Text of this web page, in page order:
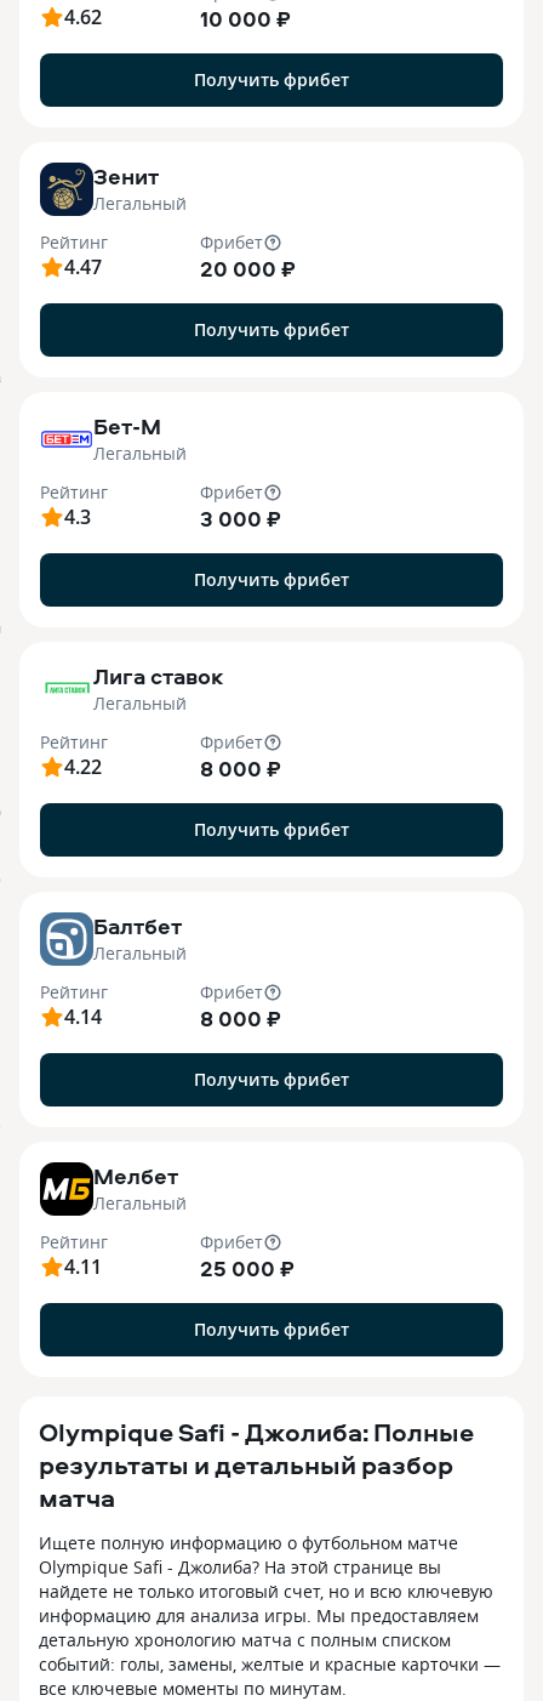
4.62 10 000 ₽
Получить фрибет
Зенит
Легальный
Рейтинг
4.47
Фрибет
20 000 ₽
Получить фрибет
Бет-М
Легальный
Рейтинг
4.3
Фрибет
3 000 ₽
Получить фрибет
Лига ставок
Легальный
Рейтинг
4.22
Фрибет
8 000 ₽
Получить фрибет
Балтбет
Легальный
Рейтинг
4.14
Фрибет
8 000 ₽
Получить фрибет
Мелбет
Легальный
Рейтинг
4.11
Фрибет
25 000 ₽
Получить фрибет
Olympique Safi - Джолиба: Полные
результаты и детальный разбор
матча
Ищете полную информацию о футбольном матче
Olympique Safi - Джолиба? На этой странице вы
найдете не только итоговый счет, но и всю ключевую
информацию для анализа игры. Мы предоставляем
детальную хронологию матча с полным списком
событий: голы, замены, желтые и красные карточки —
все ключевые моменты по минутам.